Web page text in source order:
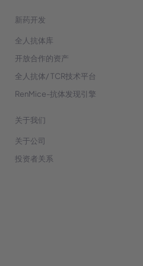
新药开发
全人抗体库
开放合作的资产
全人抗体/ TCR技术平台
RenMice-抗体发现引擎
关于我们
关于公司
投资者关系